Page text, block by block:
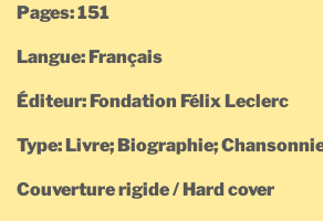
Pages: 151
Langue: Français
Éditeur: Fondation Félix Leclerc
Type: Livre; Biographie;
Couverture rigide / Hard cover